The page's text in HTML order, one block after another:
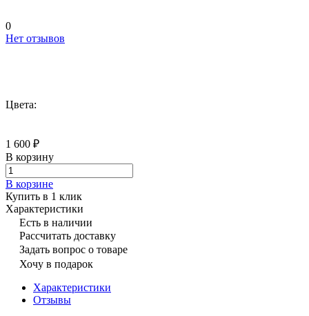
0
Нет отзывов
Цвета:
1 600 ₽
В корзину
В корзине
Купить в 1 клик
Характеристики
Есть в наличии
Рассчитать доставку
Задать вопрос о товаре
Хочу в подарок
Характеристики
Отзывы